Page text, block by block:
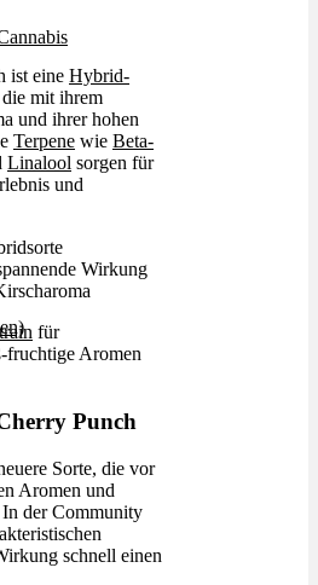
ist eine Hybrid-
mit ihrem
und ihrer hohen
Terpene wie Beta-
Linalool sorgen für
und
Wirkung
für
fruchtige Aromen
Punch
Sorte, die vor
Aromen und
der Community
schnell einen